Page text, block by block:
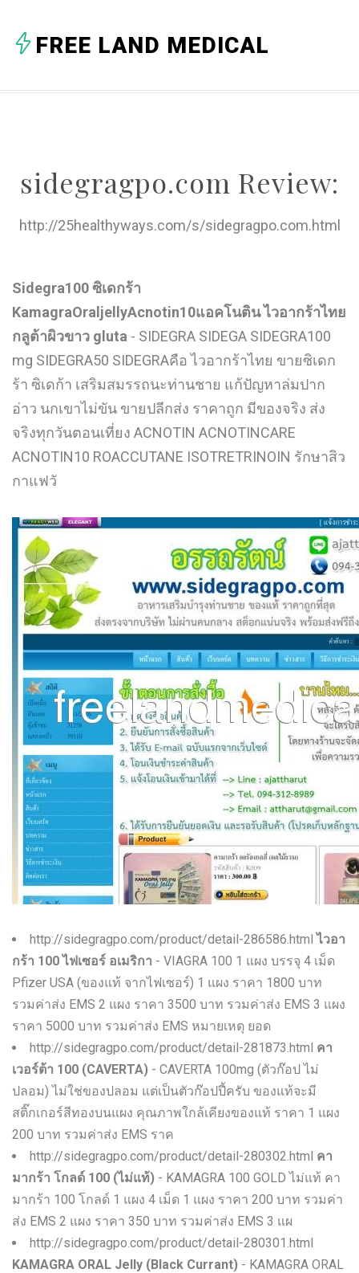
C
F
G
J
P
R
S
T
U
V
W
Y
0-9
FREE LAND MEDICAL
sidegragpo.com Review:
http://25healthyways.com/s/sidegragpo.com.html
Sidegra100 ซิเดกร้า
KamagraOraljellyAcnotin10แอคโนติน ไวอากร้าไทย
กลูต้าผิวขาว gluta - SIDEGRA SIDEGA SIDEGRA100
mg SIDEGRA50 SIDEGRAคือ ไวอากร้าไทย ขายซิเดก
ร้า ซิเดก้า เสริมสมรรถนะท่านชาย แก้ปัญหาล่มปาก
อ่าว นกเขาไม่ขัน ขายปลีกส่ง ราคาถูก มีของจริง ส่ง
จริงทุกวันตอนเที่ยง ACNOTIN ACNOTINCARE
ACNOTIN10 ROACCUTANE ISOTRETRINOIN รักษาสิว
กาแฟวั
http://sidegragpo.com/product/detail-286586.htmlไวอา
กร้า 100 ไฟเซอร์ อเมริกา - VIAGRA 100 1 แผง บรรจุ 4 เม็ด
Pfizer USA (ของแท้ จากไฟเซอร์) 1 แผง ราคา 1800 บาท
รวมค่าส่ง EMS 2 แผง ราคา 3500 บาท รวมค่าส่ง EMS 3 แผง
ราคา 5000 บาท รวมค่าส่ง EMS หมายเหตุ ยอด
http://sidegragpo.com/product/detail-281873.html คา
เวอร์ต้า 100 (CAVERTA) - CAVERTA 100mg (ตัวก๊อป ไม่
ปลอม) ไม่ใช่ของปลอม แต่เป็นตัวก๊อปปี้ครับ ของแท้จะมี
สติ๊กเกอร์สีทองบนแผง คุณภาพใกล้เคียงของแท้ ราคา 1 แผง
200 บาท รวมค่าส่ง EMS ราค
http://sidegragpo.com/product/detail-280302.html คา
มากร้า โกลด์ 100 (ไม่แท้) - KAMAGRA 100 GOLD ไม่แท้ คา
มากร้า 100 โกลด์ 1 แผง 4 เม็ด 1 แผง ราคา 200 บาท รวมค่า
ส่ง EMS 2 แผง ราคา 350 บาท รวมค่าส่ง EMS 3 แผ
http://sidegragpo.com/product/detail-280301.html
KAMAGRA ORAL Jelly (Black Currant) - KAMAGRA ORAL